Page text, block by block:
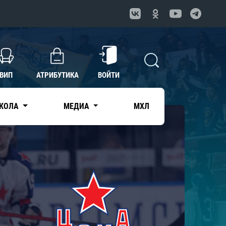
ВИП АТРИБУТИКА ВОЙТИ
МЕДИА МХЛ